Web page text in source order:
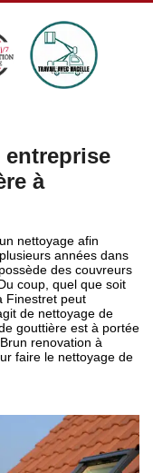
entreprise
à
nettoyage afin
années dans
des couvreurs
coup, quel que soit
Finestret peut
de nettoyage de
gouttière est à portée
renovation à
faire le nettoyage de